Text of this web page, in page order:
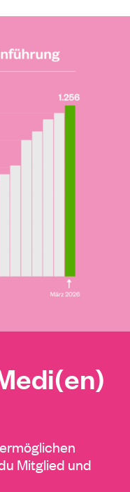
Mitglied und